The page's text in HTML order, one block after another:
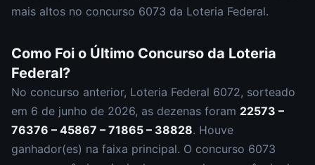
mais altos no concurso 6073 da Loteria Federal.
Como Foi o Último Concurso da Loteria
Federal?
No concurso anterior, Loteria Federal 6072, sorteado
em 6 de junho de 2026, as dezenas foram 22573 –
76376 – 45867 – 71865 – 38828. Houve
ganhador(es) na faixa principal. O concurso 6073